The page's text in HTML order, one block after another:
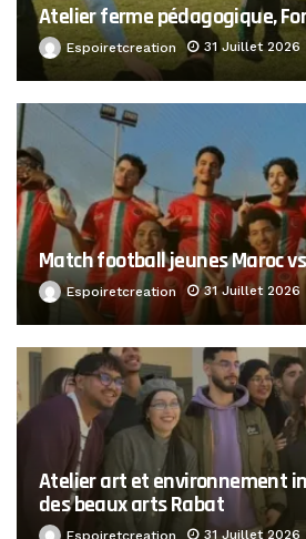
Atelier ferme pédagogique,
Espoiretcreation 31 Juillet 2026
Match football jeunes Maroc
Espoiretcreation 31 Juillet 2026
Atelier art et environnement
des beaux arts Rabat
Espoiretcreation 31 Juillet 2026